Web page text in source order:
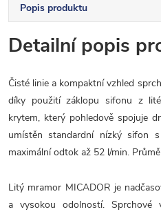
Popis produktu
Detailní popis
Čisté linie a kompaktní vzhled
díky použití záklopu sifonu z
krytem, který pohledově spojuje
umístěn standardní nízký sifon
maximální odtok až 52 l/min.
Litý mramor MICADOR je
a vysokou odolností.